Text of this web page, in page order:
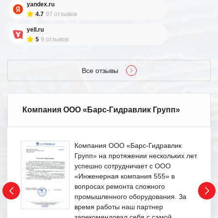
yandex.ru
4.7 97 отзывов
yell.ru
5 9 отзывов
Все отзывы
Компания ООО «Барс-Гидравлик Групп»
Компания ООО «Барс-Гидравлик
Групп» на протяжении нескольких лет
успешно сотрудничает с ООО
«Инженерная компания 555» в
вопросах ремонта сложного
промышленного оборудования. За
время работы наш партнер